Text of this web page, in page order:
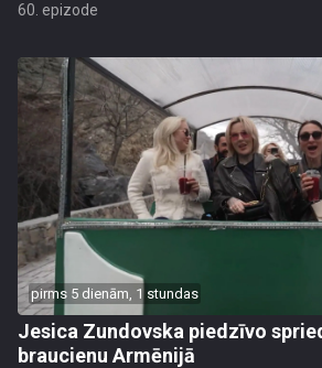
60. epizode
pirms 5 dienām, 1 stundas
Jesica Zundovska piedzīvo
braucienu Armēnijā